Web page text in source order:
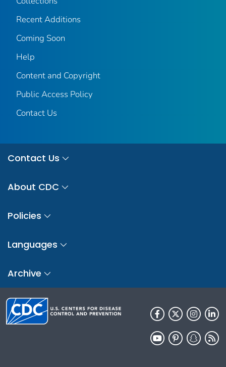
Recent Additions
Coming Soon
Help
Content and Copyright
Public Access Policy
Contact Us
Contact Us
About CDC
Policies
Languages
Archive